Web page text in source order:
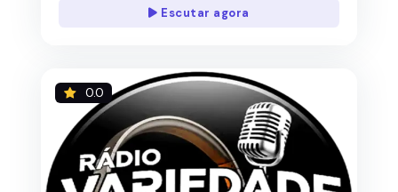
Escutar agora
0.0